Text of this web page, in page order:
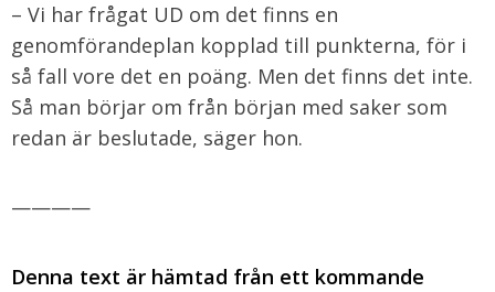
– Vi har frågat UD om det finns en
genomförandeplan kopplad till punkterna, för i
så fall vore det en poäng. Men det finns det inte.
Så man börjar om från början med saker som
redan är beslutade, säger hon.
————
Denna text är hämtad från ett kommande